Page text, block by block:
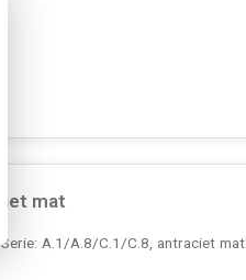
mat
A.1/A.8/C.1/C.8, antraciet mat.